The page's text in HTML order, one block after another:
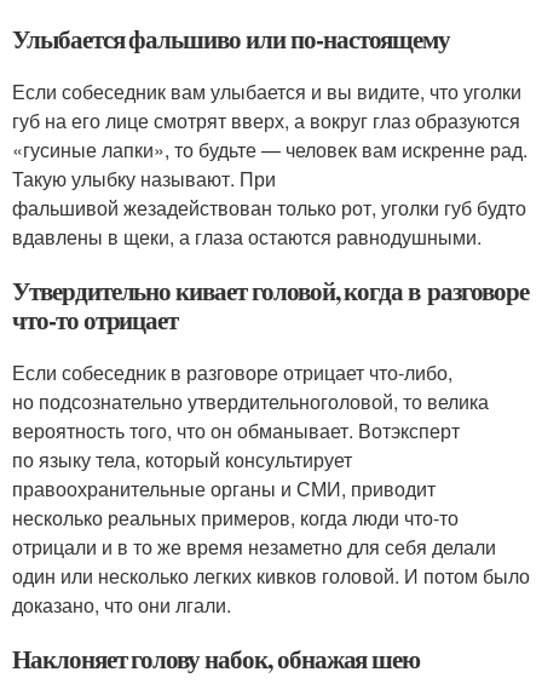
Улыбается фальшиво или по-настоящему
Если собеседник вам улыбается и вы видите, что уголки
губ на его лице смотрят вверх, а вокруг глаз образуются
«гусиные лапки», то будьте — человек вам искренне рад.
Такую улыбку называют. При
фальшивой жезадействован только рот, уголки губ будто
вдавлены в щеки, а глаза остаются равнодушными.
Утвердительно кивает головой, когда в разговоре
что-то отрицает
Если собеседник в разговоре отрицает что-либо,
но подсознательно утвердительноголовой, то велика
вероятность того, что он обманывает. Вотэксперт
по языку тела, который консультирует
правоохранительные органы и СМИ, приводит
несколько реальных примеров, когда люди что-то
отрицали и в то же время незаметно для себя делали
один или несколько легких кивков головой. И потом было
доказано, что они лгали.
Наклоняет голову набок, обнажая шею